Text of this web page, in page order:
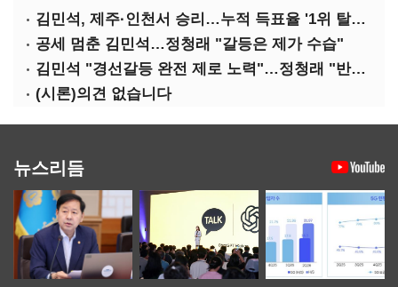
김민석, 제주·인천서 승리…누적 득표율 '1위 탈환'(종합)
공세 멈춘 김민석…정청래 "갈등은 제가 수습"
김민석 "경선갈등 완전 제로 노력"…정청래 "반명 공세 사과부터"
(시론)의견 없습니다
뉴스리듬